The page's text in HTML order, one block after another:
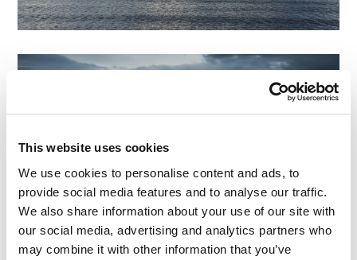
This website uses cookies
We use cookies to personalise content and ads, to
provide social media features and to analyse our traffic.
We also share information about your use of our site with
our social media, advertising and analytics partners who
may combine it with other information that you’ve